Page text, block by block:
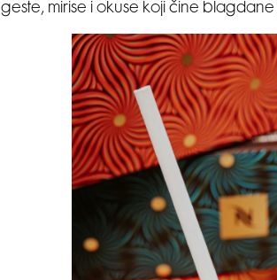
geste, mirise i okuse koji čine